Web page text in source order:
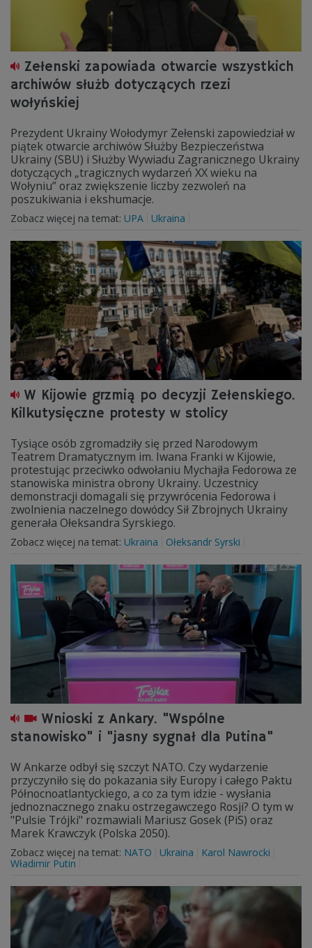
Zełenski zapowiada otwarcie wszystkich
archiwów służb dotyczących rzezi
wołyńskiej
Prezydent Ukrainy Wołodymyr Zełenski zapowiedział w
piątek otwarcie archiwów Służby Bezpieczeństwa
Ukrainy (SBU) i Służby Wywiadu Zagranicznego Ukrainy
dotyczących „tragicznych wydarzeń XX wieku na
Wołyniu” oraz zwiększenie liczby zezwoleń na
poszukiwania i ekshumacje.
Zobacz więcej na temat: UPA Ukraina
W Kijowie grzmią po decyzji Zełenskiego.
Kilkutysięczne protesty w stolicy
Tysiące osób zgromadziły się przed Narodowym
Teatrem Dramatycznym im. Iwana Franki w Kijowie,
protestując przeciwko odwołaniu Mychajła Fedorowa ze
stanowiska ministra obrony Ukrainy. Uczestnicy
demonstracji domagali się przywrócenia Fedorowa i
zwolnienia naczelnego dowódcy Sił Zbrojnych Ukrainy
generała Ołeksandra Syrskiego.
Zobacz więcej na temat: Ukraina Ołeksandr Syrski
Wnioski z Ankary. "Wspólne
stanowisko" i "jasny sygnał dla Putina"
W Ankarze odbył się szczyt NATO. Czy wydarzenie
przyczyniło się do pokazania siły Europy i całego Paktu
Północnoatlantyckiego, a co za tym idzie - wysłania
jednoznacznego znaku ostrzegawczego Rosji? O tym w
"Pulsie Trójki" rozmawiali Mariusz Gosek (PiS) oraz
Marek Krawczyk (Polska 2050).
Zobacz więcej na temat: NATO Ukraina
Karol Nawrocki
Władimir Putin